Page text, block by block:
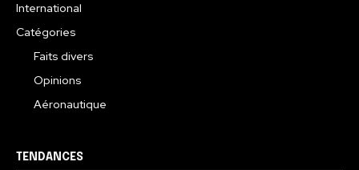
International
Catégories
Faits divers
Opinions
Aéronautique
TENDANCES